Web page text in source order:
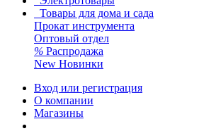
Товары для дома и сада
Прокат инструмента
Оптовый отдел
% Распродажа
New Новинки
Вход или регистрация
О компании
Магазины